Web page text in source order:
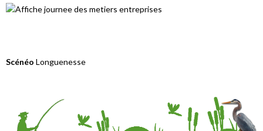
Scénéo Longuenesse